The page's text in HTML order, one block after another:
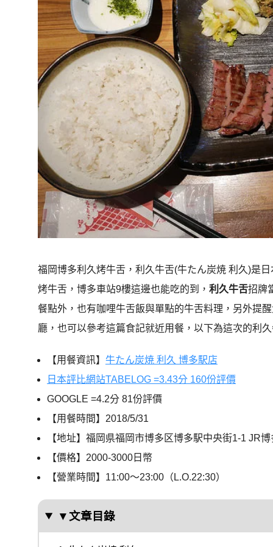
福岡博多利久烤牛舌，利久牛舌(牛たん炭焼 利久)是
烤牛舌，博多車站9樓這邊也能吃的到， 利久牛舌招牌
餐點外，也有咖哩牛舌飯與單點的牛舌料理，另外提
廳，也可以參考這篇食記就近用餐，以下為這次的利
【用餐資訊】 牛たん炭焼 利久 博多駅店
日本評比網站TABELOG =3.43分 160份評價
GOOGLE =4.2分 81份評價
【用餐時間】2018/5/31
【地址】福岡県福岡市博多区博多駅中央街1-1 JR
【價格】2000-3000日幣
【營業時間】11:00～23:00（L.O.22:30）
▼文章目錄